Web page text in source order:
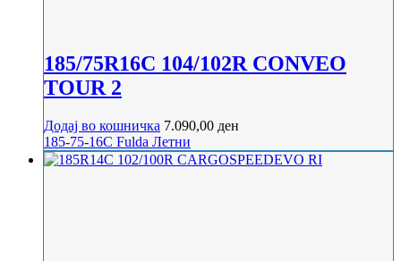
185/75R16C 104/102R CONVEO
TOUR 2
Додај во кошничка 7.090,00 ден
185-75-16C Fulda Летни